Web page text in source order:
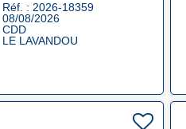
Réf. : 2026-18359
08/08/2026
CDD
LE LAVANDOU